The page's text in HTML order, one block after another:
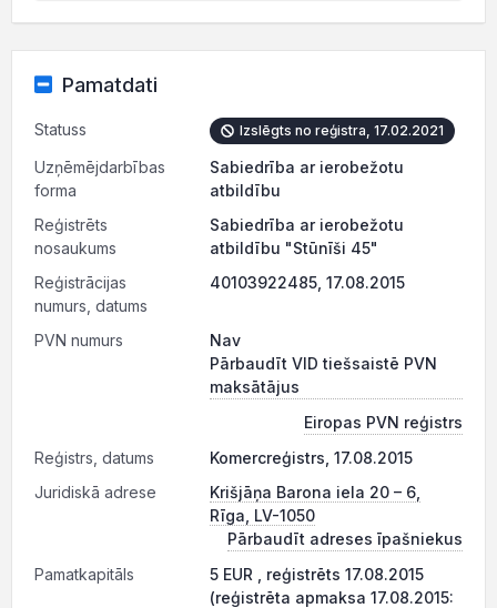
Pamatdati
Statuss Izslēgts no reģistra, 17.02.2021
Uzņēmējdarbības
forma
Sabiedrība ar ierobežotu
atbildību
Reģistrēts
nosaukums
Sabiedrība ar ierobežotu
atbildību "Stūnīši 45"
Reģistrācijas
numurs, datums
40103922485, 17.08.2015
PVN numurs
Nav
Pārbaudīt VID tiešsaistē PVN
maksātājus
Eiropas PVN reģistrs
Reģistrs, datums
Komercreģistrs, 17.08.2015
Juridiskā adrese
Krišjāņa Barona iela 20 – 6,
Rīga, LV-1050
Pārbaudīt adreses īpašniekus
Pamatkapitāls
5 EUR , reģistrēts 17.08.2015
(reģistrēta apmaksa 17.08.2015: